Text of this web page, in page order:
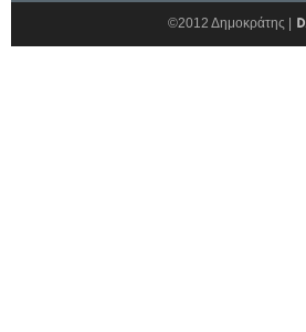
©2012 Δημοκράτης |